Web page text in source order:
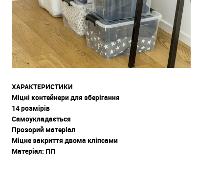
ХАРАКТЕРИСТИКИ
Міцні контейнери для зберігання
14 розмірів
Самоукладається
Прозорий матеріал
Міцне закриття двома кліпсами
Матеріал: ПП